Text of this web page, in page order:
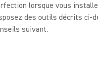
lorsque vous
des outils décrits ci-
suivant.